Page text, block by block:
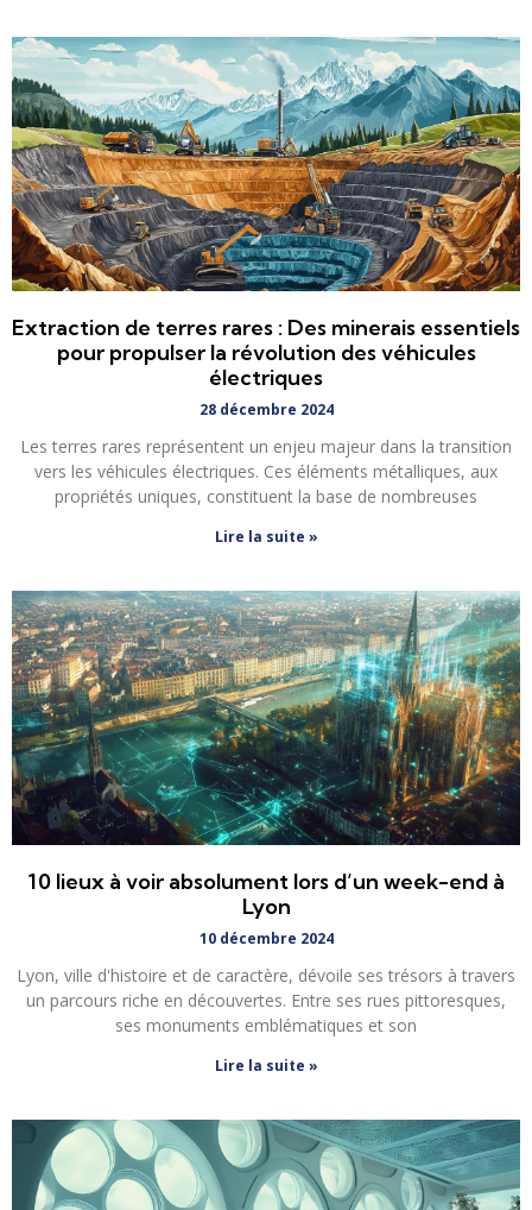
Extraction de terres rares : Des minerais essentiels
pour propulser la révolution des véhicules
électriques
28 décembre 2024
Les terres rares représentent un enjeu majeur dans la transition
vers les véhicules électriques. Ces éléments métalliques, aux
propriétés uniques, constituent la base de nombreuses
Lire la suite »
10 lieux à voir absolument lors d’un week-end à
Lyon
10 décembre 2024
Lyon, ville d'histoire et de caractère, dévoile ses trésors à travers
un parcours riche en découvertes. Entre ses rues pittoresques,
ses monuments emblématiques et son
Lire la suite »